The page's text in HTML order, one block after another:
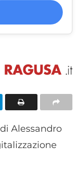
Alessandro